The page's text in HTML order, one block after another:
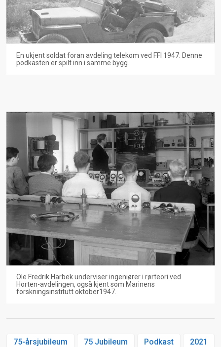
En ukjent soldat foran avdeling telekom ved FFI 1947. Denne
podkasten er spilt inn i samme bygg.
Ole Fredrik Harbek underviser ingeniører i rørteori ved
Horten-avdelingen, også kjent som Marinens
forskningsinstitutt oktober1947.
75-årsjubileum 75 Jubileum Podkast 2021